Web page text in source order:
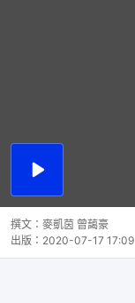
播
撰文： 麥凱茵 曾藹豪
出版： 2020-07-17 17:09